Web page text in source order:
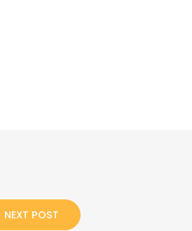
NEXT POST